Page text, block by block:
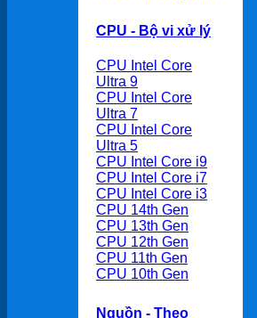
CPU - Bộ vi xử lý
CPU Intel Core
Ultra 9
CPU Intel Core
Ultra 7
CPU Intel Core
Ultra 5
CPU Intel Core i9
CPU Intel Core i7
CPU Intel Core i3
CPU 14th Gen
CPU 13th Gen
CPU 12th Gen
CPU 11th Gen
CPU 10th Gen
Nguồn - Theo